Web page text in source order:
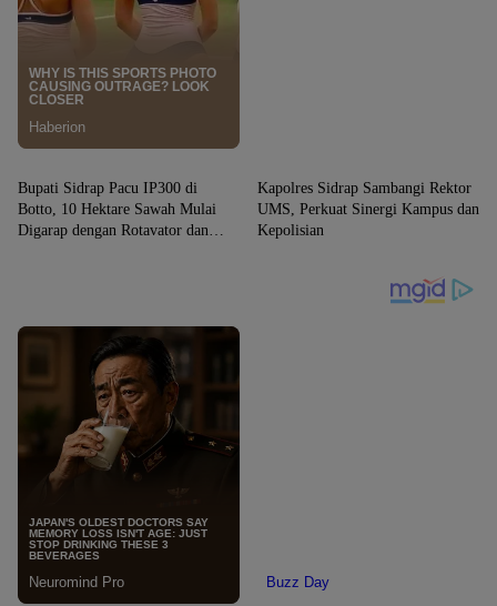
Bupati Sidrap Pacu IP300 di
Botto, 10 Hektare Sawah Mulai
Digarap dengan Rotavator dan
Kapolres Sidrap Sambangi Rektor
UMS, Perkuat Sinergi Kampus dan
Kepolisian